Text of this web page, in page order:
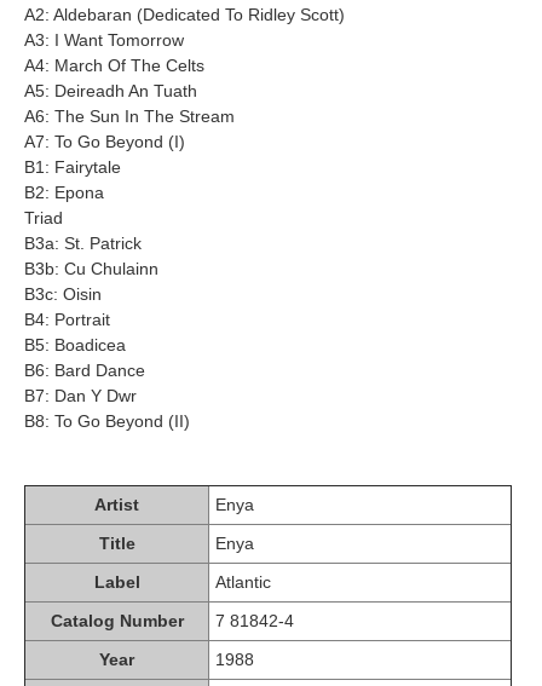
A2: Aldebaran (Dedicated To Ridley Scott)
A3: I Want Tomorrow
A4: March Of The Celts
A5: Deireadh An Tuath
A6: The Sun In The Stream
A7: To Go Beyond (I)
B1: Fairytale
B2: Epona
Triad
B3a: St. Patrick
B3b: Cu Chulainn
B3c: Oisin
B4: Portrait
B5: Boadicea
B6: Bard Dance
B7: Dan Y Dwr
B8: To Go Beyond (II)
Artist
Enya
Title
Enya
Label
Atlantic
Catalog Number
7 81842-4
Year
1988